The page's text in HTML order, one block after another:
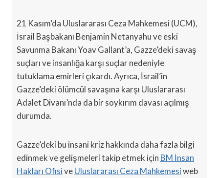
21 Kasım’da Uluslararası Ceza Mahkemesi (UCM),
İsrail Başbakanı Benjamin Netanyahu ve eski
Savunma Bakanı Yoav Gallant’a, Gazze’deki savaş
suçları ve insanlığa karşı suçlar nedeniyle
tutuklama emirleri çıkardı. Ayrıca, İsrail’in
Gazze’deki ölümcül savaşına karşı Uluslararası
Adalet Divanı’nda da bir soykırım davası açılmış
durumda.
Gazze’deki bu insani kriz hakkında daha fazla bilgi
edinmek ve gelişmeleri takip etmek için BM İnsan
Hakları OfisiveUluslararası Ceza Mahkemesiweb